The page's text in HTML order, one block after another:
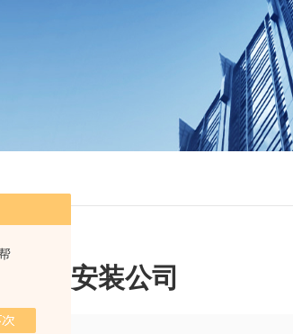
气囊安装公司